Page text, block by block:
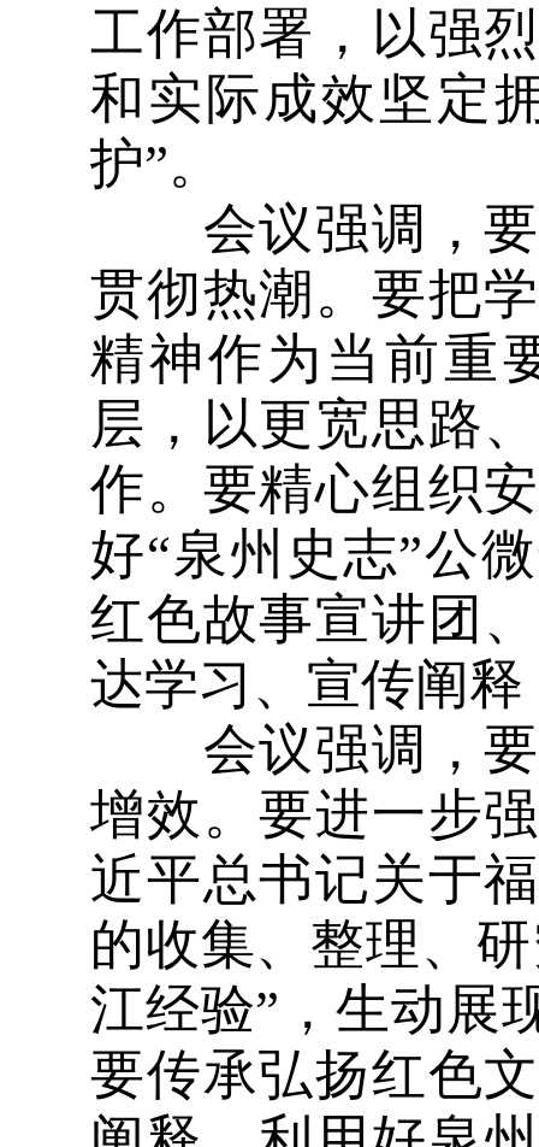
工作部署，以强
和实际成效坚定
护”。
会议强调，要
贯彻热潮。要把
精神作为当前重
层，以更宽思路
作。要精心组织
好“泉州史志”公
红色故事宣讲团
达学习、宣传阐
会议强调，要
增效。要进一步
近平总书记关于
的收集、整理、
江经验”，生动展
要传承弘扬红色